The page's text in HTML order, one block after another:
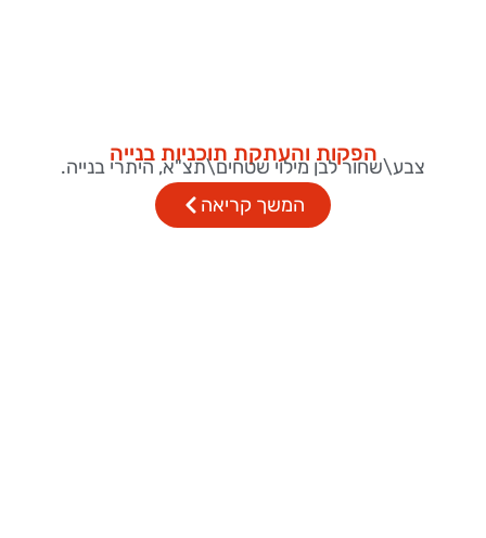
הפקות והעתקת תוכניות בנייה
צבע\שחור לבן מילוי שטחים\תצ"א, היתרי בנייה.
המשך קריאה